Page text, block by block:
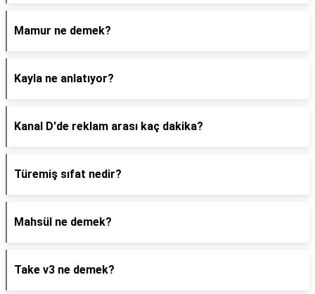
Mamur ne demek?
Kayla ne anlatıyor?
Kanal D'de reklam arası kaç dakika?
Türemiş sıfat nedir?
Mahsül ne demek?
Take v3 ne demek?